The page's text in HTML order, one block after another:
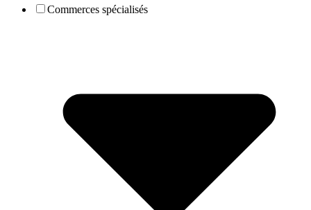
Commerces spécialisés